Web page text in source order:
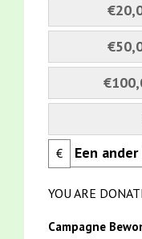
€
YOU ARE
Campagne